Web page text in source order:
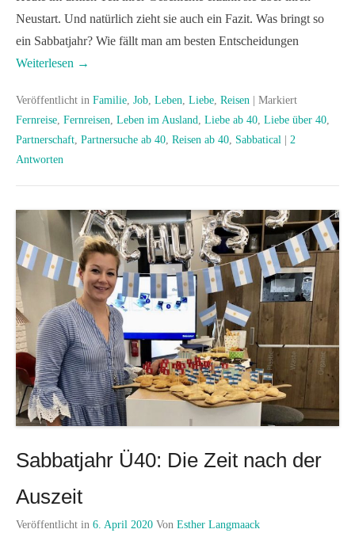
Neustart. Und natürlich zieht sie auch ein Fazit. Was bringt so
ein Sabbatjahr? Wie fällt man am besten Entscheidungen
Weiterlesen →
Veröffentlicht in Familie, Job, Leben, Liebe, Reisen
Markiert
Fernreise, Fernreisen, Leben im Ausland, Liebe ab 40, Liebe über 40,
Partnerschaft, Partnersuche ab 40, Reisen ab 40, Sabbatical
2
Antworten
Sabbatjahr Ü40: Die Zeit nach der
Auszeit
Veröffentlicht in 6. April 2020 Von Esther Langmaack